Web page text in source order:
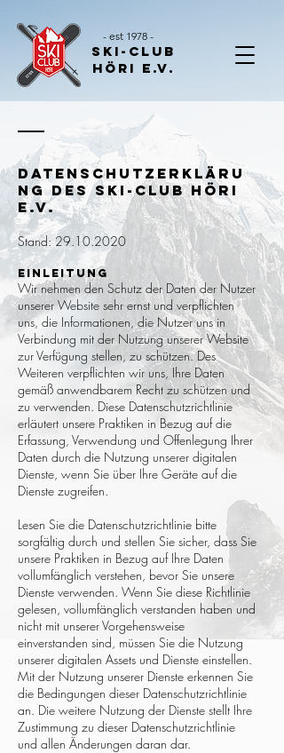
Ski-Club
Höri E.V.
- est 1978 -
Datenschutzerkläru
ng des Ski-Club Höri
e.V.
Stand:29.10.2020
Einleitung
Wir nehmen den Schutz der Daten der Nutzer
unserer Website sehr ernst und verpflichten
uns, die Informationen, die Nutzer uns in
Verbindung mit der Nutzung unserer Website
zur Verfügung stellen, zu schützen. Des
Weiteren verpflichten wir uns, Ihre Daten
gemäß anwendbarem Recht zu schützen und
zu verwenden. Diese Datenschutzrichtlinie
erläutert unsere Praktiken in Bezug auf die
Erfassung, Verwendung und Offenlegung Ihrer
Daten durch die Nutzung unserer digitalen
Dienste, wenn Sie über Ihre Geräte auf die
Dienste zugreifen.
Lesen Sie die Datenschutzrichtlinie bitte
sorgfältig durch und stellen Sie sicher, dass Sie
unsere Praktiken in Bezug auf Ihre Daten
vollumfänglich verstehen, bevor Sie unsere
Dienste verwenden. Wenn Sie diese Richtlinie
gelesen, vollumfänglich verstanden haben und
nicht mit unserer Vorgehensweise
einverstanden sind, müssen Sie die Nutzung
unserer digitalen Assets und Dienste einstellen.
Mit der Nutzung unserer Dienste erkennen Sie
die Bedingungen dieser Datenschutzrichtlinie
an. Die weitere Nutzung der Dienste stellt Ihre
Zustimmung zu dieser Datenschutzrichtlinie
und allen Änderungen daran dar.